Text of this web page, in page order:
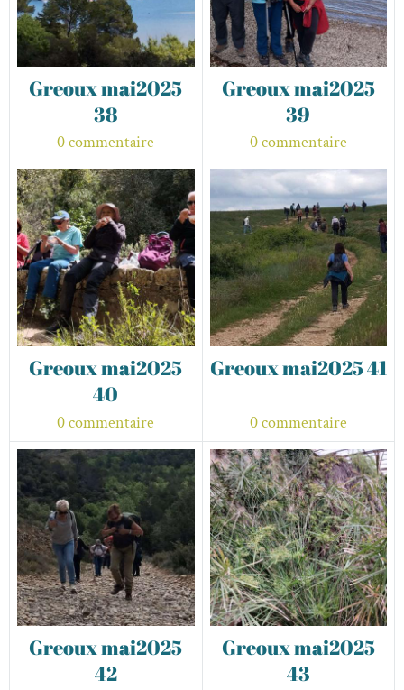
Greoux mai2025
38
0 commentaire
Greoux mai2025
39
0 commentaire
Greoux mai2025
40
0 commentaire
Greoux mai2025 41
0 commentaire
Greoux mai2025
42
Greoux mai2025
43